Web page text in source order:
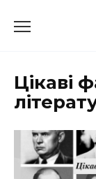
до
Цікаві